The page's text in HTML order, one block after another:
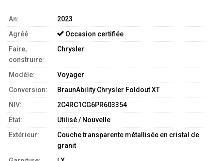
An:
2023
Agréé
Occasion certifiée
Faire,
construire:
Chrysler
Modèle:
Voyager
Conversion:
BraunAbility Chrysler Foldout XT
NIV:
2C4RC1CG6PR603354
État:
Utilisé / Nouvelle
Extérieur:
Couche transparente métallisée en cristal de
granit